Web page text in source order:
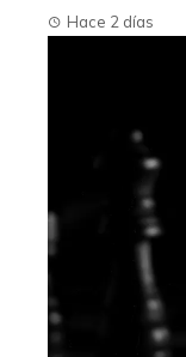
Hace 2 días